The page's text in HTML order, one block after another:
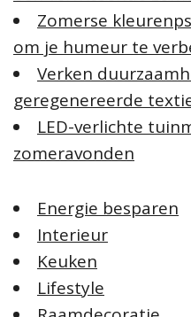
Zomerse
om je humeur te
Verken
geregenereerde
LED-verlichte
zomeravonden
Energie besparen
Interieur
Keuken
Lifestyle